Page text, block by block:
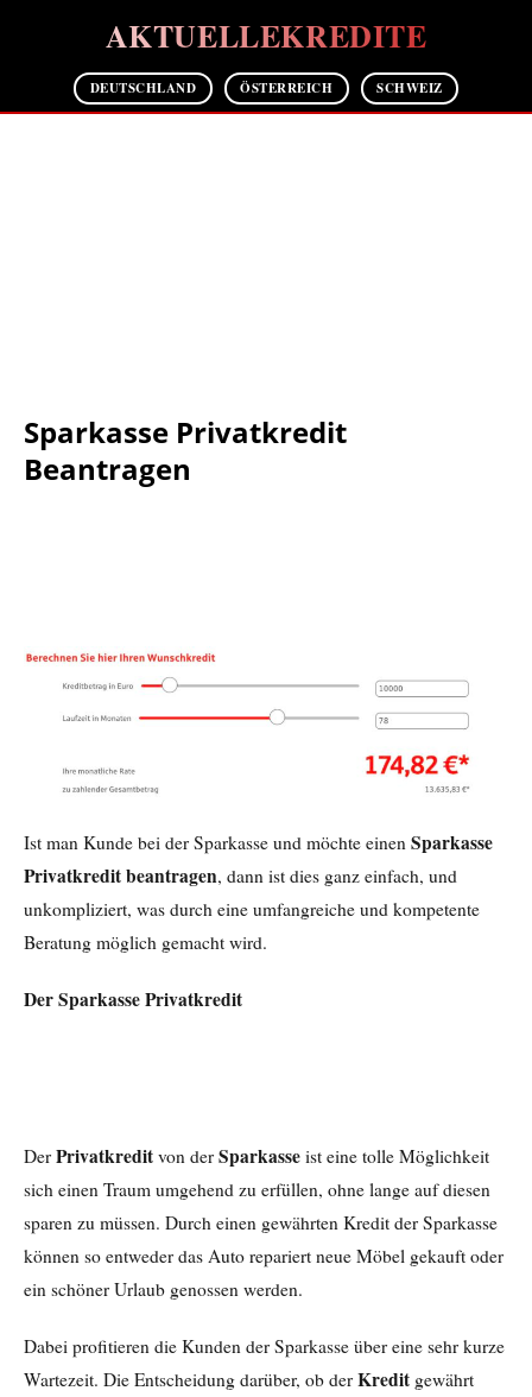
AKTUELLEKREDITE
DEUTSCHLAND ÖSTERREICH SCHWEIZ
Sparkasse Privatkredit
Beantragen
Ist man Kunde bei der Sparkasse und möchte einen Sparkasse
Privatkreditbeantragen, dann ist dies ganz einfach, und
unkompliziert, was durch eine umfangreiche und kompetente
Beratung möglich gemacht wird.
Der Sparkasse Privatkredit
Der Privatkredit von der Sparkasse ist eine tolle Möglichkeit
sich einen Traum umgehend zu erfüllen, ohne lange auf diesen
sparen zu müssen. Durch einen gewährten Kredit der Sparkasse
können so entweder das Auto repariert neue Möbel gekauft oder
ein schöner Urlaub genossen werden.
Dabei profitieren die Kunden der Sparkasse über eine sehr kurze
Wartezeit. Die Entscheidung darüber, ob der Kredit gewährt